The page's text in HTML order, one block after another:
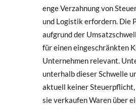
enge Verzahnung von
und Logistik erfordern. Die
aufgrund der
für einen eingeschränkten
Unternehmen relevant.
unterhalb dieser Schwelle
aktuell keiner Steuerpflicht,
sie verkaufen Waren über